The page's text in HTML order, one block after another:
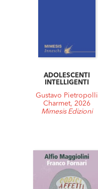
ADOLESCENTI
INTELLIGENTI
Gustavo Pietropolli
Charmet, 2026
Mimesis Edizioni